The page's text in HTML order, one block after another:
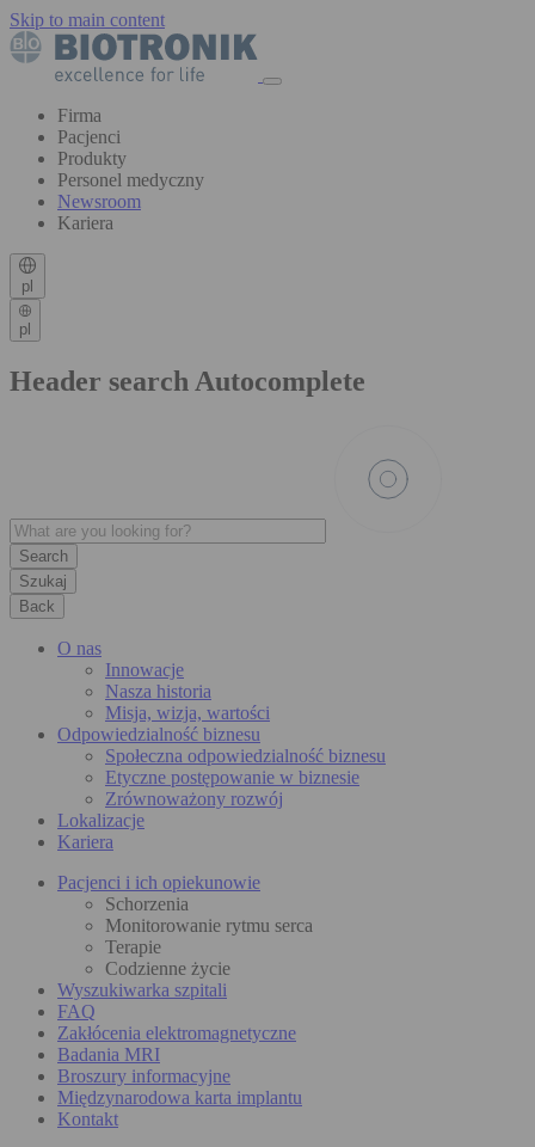
Skip to main content
Firma
Pacjenci
Produkty
Personel medyczny
Newsroom
Kariera
pl
pl
Header search Autocomplete
Szukaj
Back
O nas
Innowacje
Nasza historia
Misja, wizja, wartości
Odpowiedzialność biznesu
Społeczna odpowiedzialność biznesu
Etyczne postępowanie w biznesie
Zrównoważony rozwój
Lokalizacje
Kariera
Pacjenci i ich opiekunowie
Schorzenia
Monitorowanie rytmu serca
Terapie
Codzienne życie
Wyszukiwarka szpitali
FAQ
Zakłócenia elektromagnetyczne
Badania MRI
Broszury informacyjne
Międzynarodowa karta implantu
Kontakt